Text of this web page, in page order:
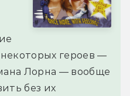
героев —
Лорна — вообще
без их